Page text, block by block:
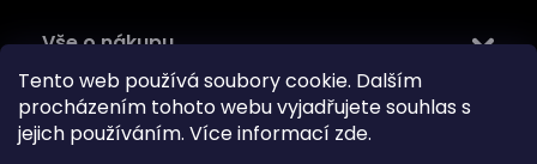
Tento web používá soubory cookie. Dalším
procházením tohoto webu vyjadřujete souhlas s
jejich používáním. Více informací zde.
Vše o nákupu
Doprava
Garance originality